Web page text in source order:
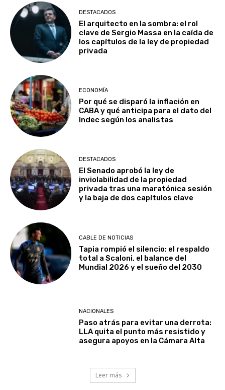
DESTACADOS
El arquitecto en la sombra: el rol
clave de Sergio Massa en la caída de
los capítulos de la ley de propiedad
privada
ECONOMÍA
Por qué se disparó la inflación en
CABA y qué anticipa para el dato del
Indec según los analistas
DESTACADOS
El Senado aprobó la ley de
inviolabilidad de la propiedad
privada tras una maratónica sesión
y la baja de dos capítulos clave
CABLE DE NOTICIAS
Tapia rompió el silencio: el respaldo
total a Scaloni, el balance del
Mundial 2026 y el sueño del 2030
NACIONALES
Paso atrás para evitar una derrota:
LLA quita el punto más resistido y
asegura apoyos en la Cámara Alta
Leer más